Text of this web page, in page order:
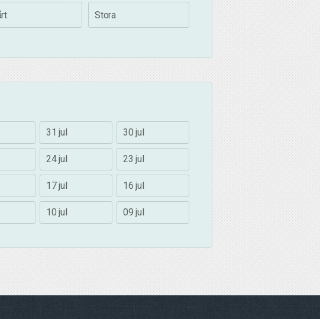
Stora
31 jul 30 jul
24 jul 23 jul
17 jul 16 jul
10 jul 09 jul